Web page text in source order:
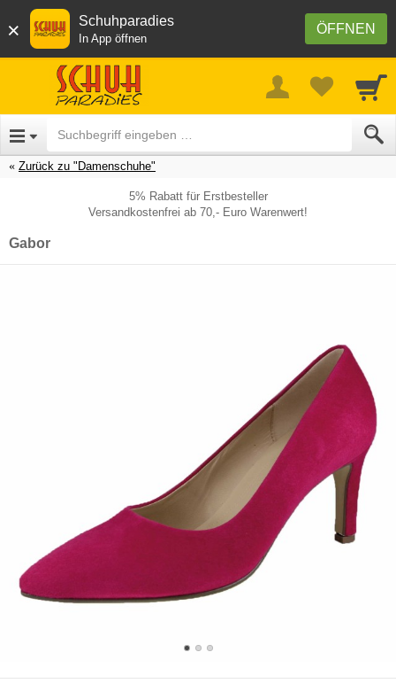
× ÖFFNEN
Schuhparadies
In App öffnen
Zurück zu "Damenschuhe"
5% Rabatt für Erstbesteller
Versandkostenfrei ab 70,- Euro Warenwert!
Gabor